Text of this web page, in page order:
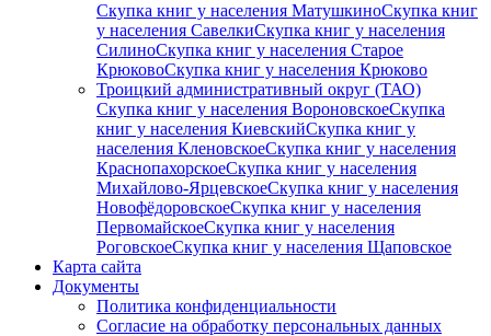
Скупка книг у населения МатушкиноСкупка книг
у населения СавелкиСкупка книг у населения
СилиноСкупка книг у населения Старое
КрюковоСкупка книг у населения Крюково
Троицкий административный округ (ТАО)
Скупка книг у населения ВороновскоеСкупка
книг у населения КиевскийСкупка книг у
населения КленовскоеСкупка книг у населения
КраснопахорскоеСкупка книг у населения
Михайлово-ЯрцевскоеСкупка книг у населения
НовофёдоровскоеСкупка книг у населения
ПервомайскоеСкупка книг у населения
РоговскоеСкупка книг у населения Щаповское
Карта сайта
Документы
Политика конфиденциальности
Согласие на обработку персональных данных